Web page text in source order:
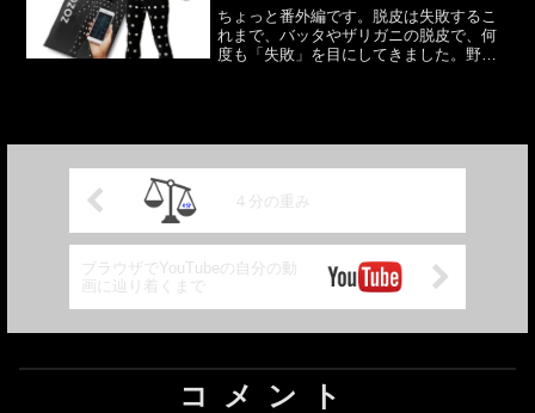
ちょっと番外編です。脱皮は失敗するこ
れまで、バッタやザリガニの脱皮で、何
度も「失敗」を目にしてきました。野生
４分の重み
ブラウザでYouTubeの自分の動
画に辿り着くまで
コメント